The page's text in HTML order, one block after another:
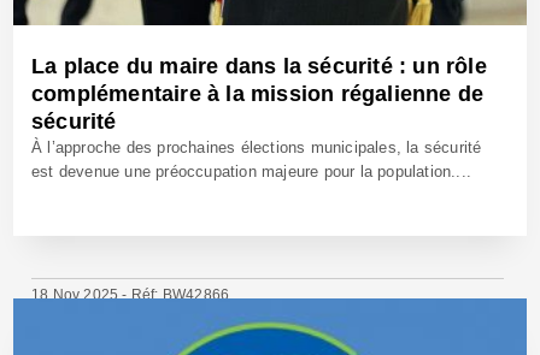
La place du maire dans la sécurité : un rôle
complémentaire à la mission régalienne de
sécurité
À l’approche des prochaines élections municipales, la sécurité
est devenue une préoccupation majeure pour la population....
18 Nov 2025 - Réf: BW42866